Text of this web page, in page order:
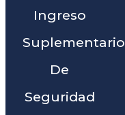
Ingreso
Suplementario
De
Seguridad